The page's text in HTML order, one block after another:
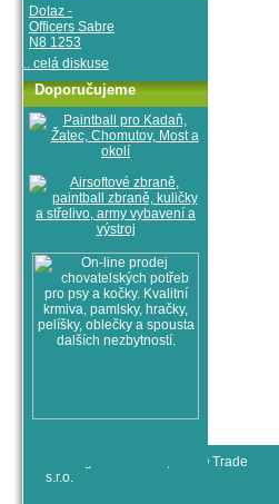
Dotaz -
Officers Sabre
N8 1253
.. celá diskuse
Doporučujeme
© All rights reserved, RYJO Trade
s.r.o.